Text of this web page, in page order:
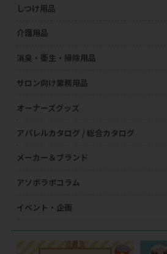
しつけ用品
介護用品
消臭・衛生・掃除用品
サロン向け業務用品
オーナーズグッズ
アパレルカタログ / 総合カタログ
メーカー＆ブランド
アソボラボコラム
イベント・企画